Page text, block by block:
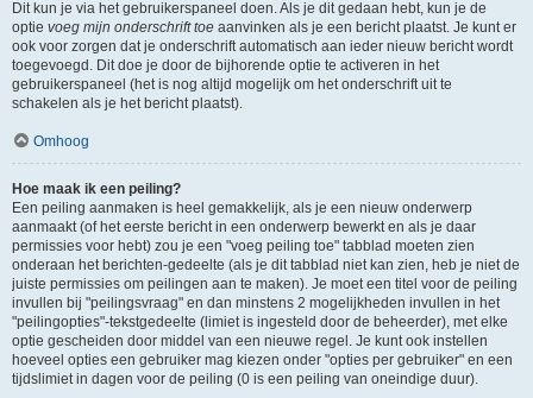
Dit kun je via het gebruikerspaneel doen. Als je dit gedaan hebt, kun je de
optie voeg mijn onderschrift toe aanvinken als je een bericht plaatst. Je kunt er
ook voor zorgen dat je onderschrift automatisch aan ieder nieuw bericht wordt
toegevoegd. Dit doe je door de bijhorende optie te activeren in het
gebruikerspaneel (het is nog altijd mogelijk om het onderschrift uit te
schakelen als je het bericht plaatst).
Omhoog
Hoe maak ik een peiling?
Een peiling aanmaken is heel gemakkelijk, als je een nieuw onderwerp
aanmaakt (of het eerste bericht in een onderwerp bewerkt en als je daar
permissies voor hebt) zou je een "voeg peiling toe" tabblad moeten zien
onderaan het berichten-gedeelte (als je dit tabblad niet kan zien, heb je niet de
juiste permissies om peilingen aan te maken). Je moet een titel voor de peiling
invullen bij "peilingsvraag" en dan minstens 2 mogelijkheden invullen in het
"peilingopties"-tekstgedeelte (limiet is ingesteld door de beheerder), met elke
optie gescheiden door middel van een nieuwe regel. Je kunt ook instellen
hoeveel opties een gebruiker mag kiezen onder "opties per gebruiker" en een
tijdslimiet in dagen voor de peiling (0 is een peiling van oneindige duur).